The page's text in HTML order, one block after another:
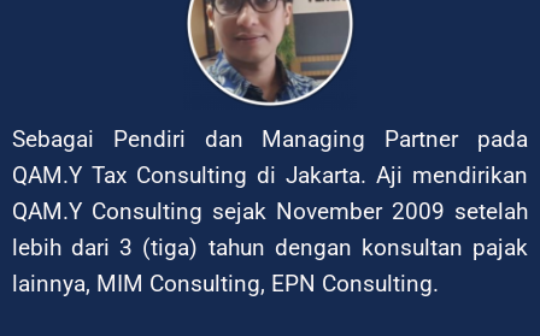
Sebagai Pendiri dan Managing Partner pada
QAM.Y Tax Consulting di Jakarta. Aji mendirikan
QAM.Y Consulting sejak November 2009 setelah
lebih dari 3 (tiga) tahun dengan konsultan pajak
lainnya, MIM Consulting, EPN Consulting.